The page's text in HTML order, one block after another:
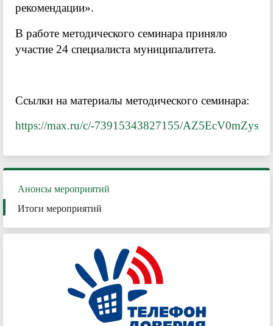
рекомендации».
В работе методического семинара приняло
участие 24 специалиста муниципалитета.
Ссылки на материалы методического семинара:
https://max.ru/c/-73915343827155/AZ5EcV0mZys
Анонсы мероприятий
Итоги мероприятий